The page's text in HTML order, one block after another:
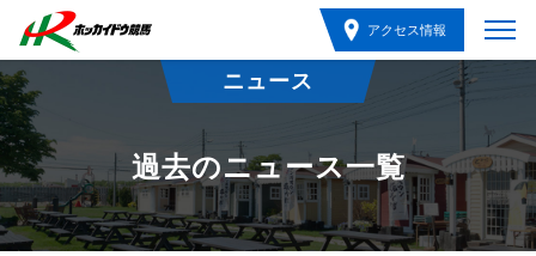
アクセス情報
ニュース
過去のニュース一覧